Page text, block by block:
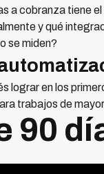
a cobranza tiene el
y qué
se miden?
lograr en los
trabajos de
90